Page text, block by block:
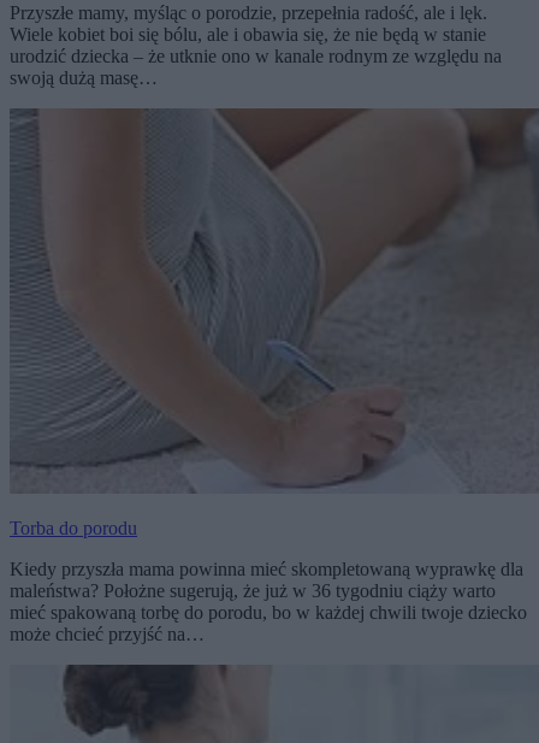
Przyszłe mamy, myśląc o porodzie, przepełnia radość, ale i lęk.
Wiele kobiet boi się bólu, ale i obawia się, że nie będą w stanie
urodzić dziecka – że utknie ono w kanale rodnym ze względu na
swoją dużą masę…
Torba do porodu
Kiedy przyszła mama powinna mieć skompletowaną wyprawkę dla
maleństwa? Położne sugerują, że już w 36 tygodniu ciąży warto
mieć spakowaną torbę do porodu, bo w każdej chwili twoje dziecko
może chcieć przyjść na…